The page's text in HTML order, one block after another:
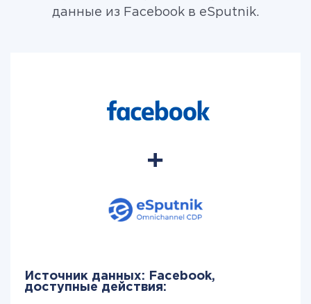
данные из Facebook в eSputnik.
Источник данных: Facebook,
доступные действия: